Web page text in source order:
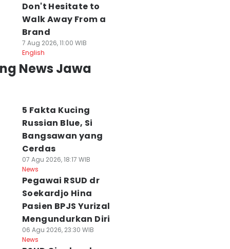
Don't Hesitate to
Walk Away From a
Brand
7 Aug 2026, 11:00 WIB
English
News Jawa
5 Fakta Kucing
Russian Blue, Si
Bangsawan yang
Cerdas
07 Agu 2026, 18:17 WIB
News
Pegawai RSUD dr
Soekardjo Hina
Pasien BPJS Yurizal
Mengundurkan Diri
06 Agu 2026, 23:30 WIB
News